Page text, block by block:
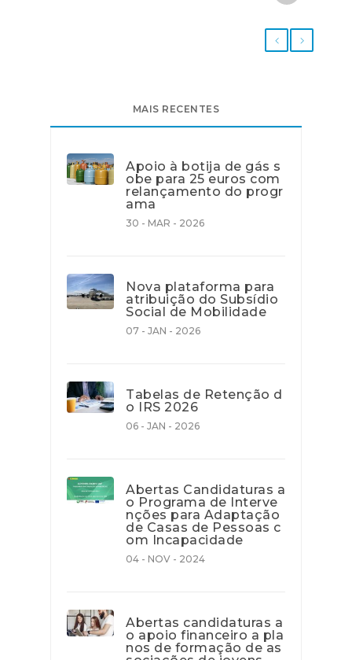
MAIS RECENTES
Apoio à botija de gás s
obe para 25 euros com
relançamento do progr
ama
30 - MAR - 2026
Nova plataforma para
atribuição do Subsídio
Social de Mobilidade
07 - JAN - 2026
Tabelas de Retenção d
o IRS 2026
06 - JAN - 2026
Abertas Candidaturas a
o Programa de Interve
nções para Adaptação
de Casas de Pessoas c
om Incapacidade
04 - NOV - 2024
Abertas candidaturas a
o apoio financeiro a pla
nos de formação de as